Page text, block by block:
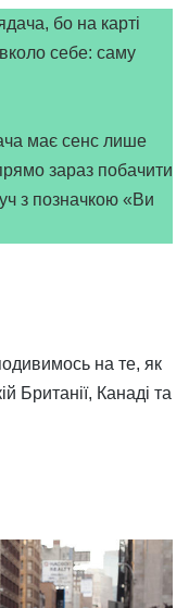
бо на карті
себе: саму
має сенс лише
зараз побачити
з позначкою «Ви
на те, як
Британії, Канаді та